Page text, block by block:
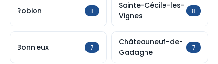
Robion 8
Sainte-Cécile-les-
Vignes
8
Bonnieux 7
Châteauneuf-de-
Gadagne
7